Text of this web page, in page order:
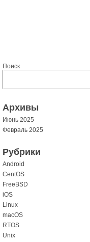
Поиск
Архивы
Июнь 2025
Февраль 2025
Рубрики
Android
CentOS
FreeBSD
iOS
Linux
macOS
RTOS
Unix